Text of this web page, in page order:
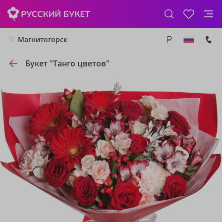
Магнитогорск
Букет "Танго цветов"